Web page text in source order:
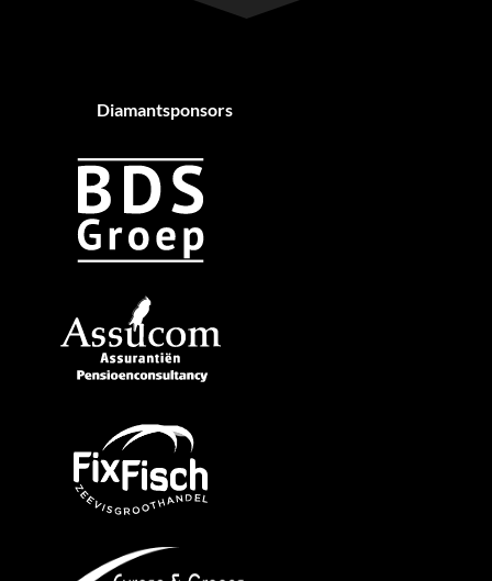
Diamantsponsors